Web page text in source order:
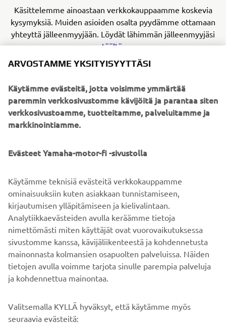
Käsittelemme ainoastaan verkkokauppaamme koskevia
kysymyksiä. Muiden asioiden osalta pyydämme ottamaan
yhteyttä jälleenmyyjään. Löydät lähimmän jälleenmyyjäsi
täältä.
ETSI JÄLLEENMYYJÄ
B2B
ARVOSTAMME YKSITYISYYTTÄSI
Käytämme evästeitä, jotta voisimme ymmärtää
paremmin verkkosivustomme kävijöitä ja parantaa siten
verkkosivustoamme, tuotteitamme, palveluitamme ja
markkinointiamme.
Evästeet Yamaha-motor-fi -sivustolla
Käytämme teknisiä evästeitä verkkokauppamme
ominaisuuksiin kuten asiakkaan tunnistamiseen,
kirjautumisen ylläpitämiseen ja kielivalintaan.
Analytiikkaevästeiden avulla keräämme tietoja
nimettömästi miten käyttäjät ovat vuorovaikutuksessa
sivustomme kanssa, kävijäliikenteestä ja kohdennetusta
mainonnasta kolmansien osapuolten palveluissa. Näiden
tietojen avulla voimme tarjota sinulle parempia palveluja
ja kohdennettua mainontaa.
Valitsemalla KYLLÄ hyväksyt, että käytämme myös
seuraavia evästeitä: